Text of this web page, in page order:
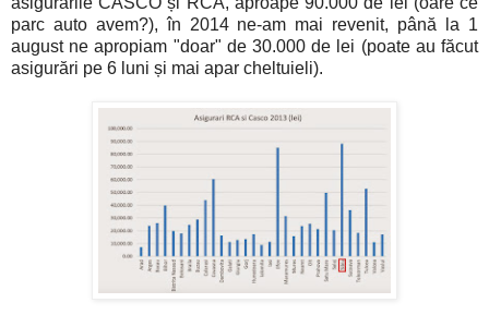
parc auto avem?), în 2014 ne-am mai revenit, până la 1
august ne apropiam "doar" de 30.000 de lei (poate au făcut
asigurări pe 6 luni și mai apar cheltuieli).